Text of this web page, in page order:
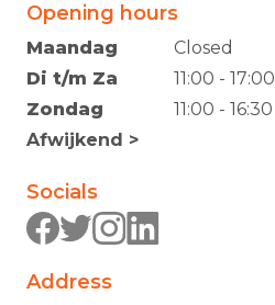
Opening hours
Maandag
Di t/m Za
Zondag
Afwijkend >
Closed
11:00 - 17:00
11:00 - 16:30
Socials
Address